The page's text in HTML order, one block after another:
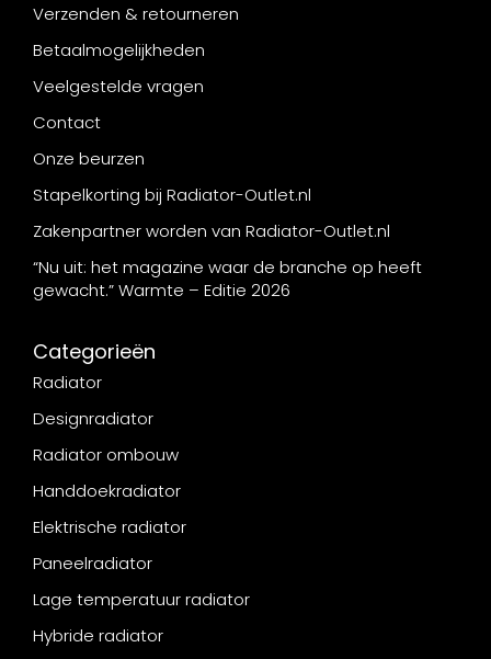
Verzenden & retourneren
Betaalmogelijkheden
Veelgestelde vragen
Contact
Onze beurzen
Stapelkorting bij Radiator-Outlet.nl
Zakenpartner worden van Radiator-Outlet.nl
“Nu uit: het magazine waar de branche op heeft
gewacht.” Warmte – Editie 2026
Categorieën
Radiator
Designradiator
Radiator ombouw
Handdoekradiator
Elektrische radiator
Paneelradiator
Lage temperatuur radiator
Hybride radiator